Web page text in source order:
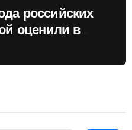
российских
оценили в